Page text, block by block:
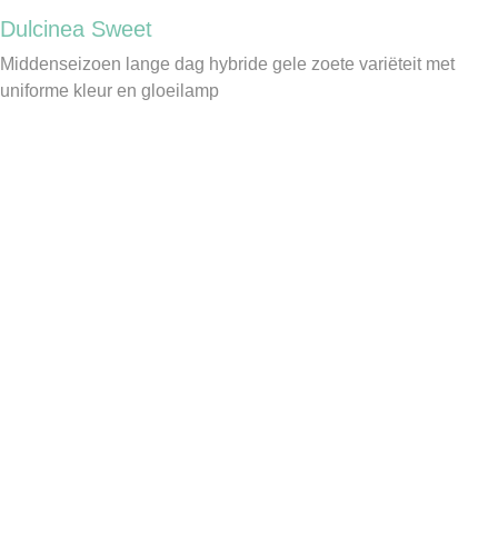
Dulcinea Sweet
Middenseizoen lange dag hybride gele zoete variëteit met
uniforme kleur en gloeilamp